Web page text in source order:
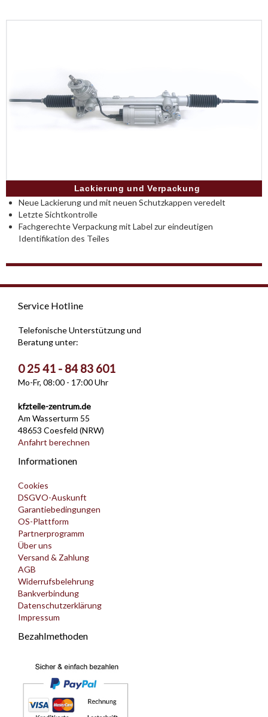
Lackierung und Verpackung
Neue Lackierung und mit neuen Schutzkappen veredelt
Letzte Sichtkontrolle
Fachgerechte Verpackung mit Label zur eindeutigen
Identifikation des Teiles
Service Hotline
Telefonische Unterstützung und
Beratung unter:
0 25 41 - 84 83 601
Mo-Fr, 08:00 - 17:00 Uhr
kfzteile-zentrum.de
Am Wasserturm 55
48653 Coesfeld (NRW)
Anfahrt berechnen
Informationen
Cookies
DSGVO-Auskunft
Garantiebedingungen
OS-Plattform
Partnerprogramm
Über uns
Versand & Zahlung
AGB
Widerrufsbelehrung
Bankverbindung
Datenschutzerklärung
Impressum
Bezahlmethoden